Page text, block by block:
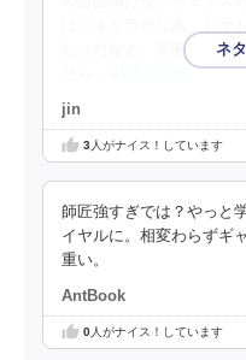
だったなと。学園の方針
jin
3人がナイス！しています
師匠強すぎでは？やっと
イヤルに。相変わらずギ
重い。
AntBook
0人がナイス！しています